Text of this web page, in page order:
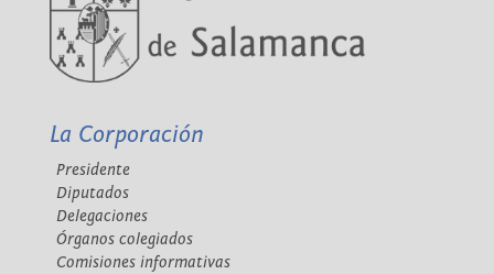
La Corporación
Presidente
Diputados
Delegaciones
Órganos colegiados
Comisiones informativas